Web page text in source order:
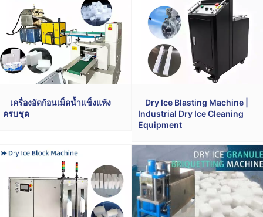
เครื่องอัดก้อนเม็ดน้ำแข็งแห้ง
ครบชุด
Dry Ice Blasting Machine |
Industrial Dry Ice Cleaning
Equipment